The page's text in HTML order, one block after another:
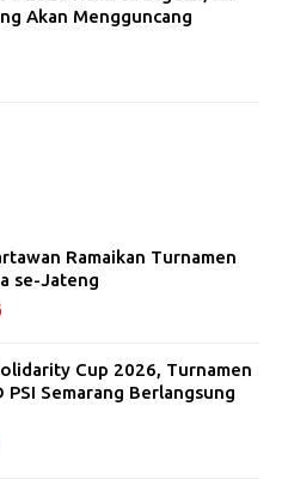
Akan Mengguncang
Ramaikan Turnamen
se-Jateng
Cup 2026, Turnamen
PSI Semarang Berlangsung